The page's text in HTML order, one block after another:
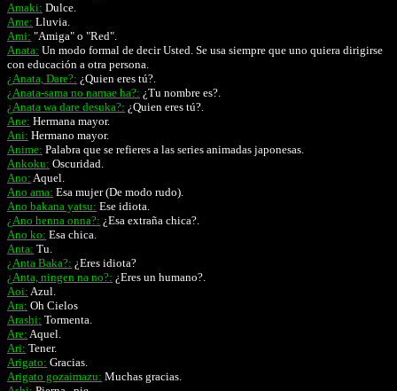
Amaki: Dulce.
Ame: Lluvia.
Ami: "Amiga" o "Red".
Anata: Un modo formal de decir Usted. Se usa siempre que uno quiera dirigirse
con educación a otra persona.
¿Anata, Dare?: ¿Quien eres tú?.
¿Anata-sama no namae ha?: ¿Tu nombre es?.
¿Anata wa dare desuka?: ¿Quien eres tú?.
Ane: Hermana mayor.
Ani: Hermano mayor.
Anime: Palabra que se refieres a las series animadas japonesas.
Ankoku: Oscuridad.
Ano: Aquel.
Ano ama: Esa mujer (De modo rudo).
Ano bakana yatsu: Ese idiota.
¿Ano henna onna?: ¿Esa extraña chica?.
Ano ko: Esa chica.
Anta: Tu.
¿Anta Baka?: ¿Eres idiota?
¿Anta, ningen na no?: ¿Eres un humano?.
Aoi: Azul.
Ara: Oh Cielos
Arashi: Tormenta.
Are: Aquel.
Ari: Tener.
Arigato: Gracias.
Arigato gozaimazu: Muchas gracias.